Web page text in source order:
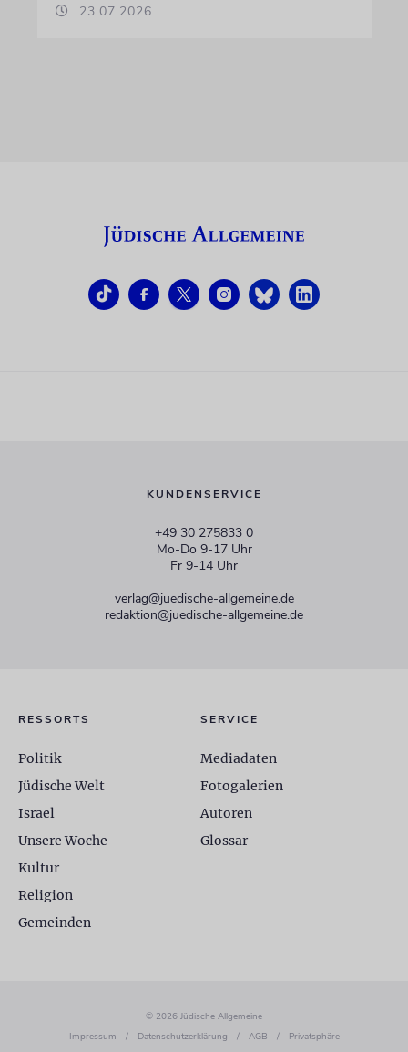
23.07.2026
KUNDENSERVICE
+49 30 275833 0
Mo-Do 9-17 Uhr
Fr 9-14 Uhr
verlag@juedische-allgemeine.de
redaktion@juedische-allgemeine.de
RESSORTS
Politik
Jüdische Welt
Israel
Unsere Woche
Kultur
Religion
Gemeinden
SERVICE
Mediadaten
Fotogalerien
Autoren
Glossar
© 2026 Jüdische Allgemeine
Impressum
/ Datenschutzerklärung / AGB / Privatsphäre